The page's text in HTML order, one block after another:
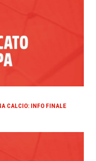
CALCIO: INFO FINALE